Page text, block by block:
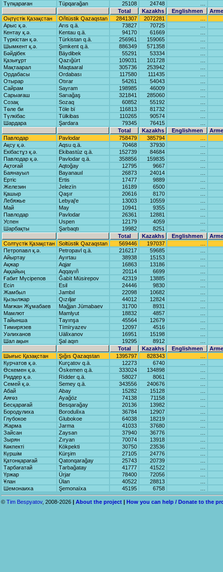
Түпқараған
Tüpqаrаğаn 25108 24748
Total
Kazakhs Englishmen
Оңтүстік Қазақстан
Oñtüstik Qаzаqstаn 2841307 2072281
Арыс қ.ә.
Arıs q.ä. 73827 70725
Кентау қ.ә.
Kentаu q.ä. 94170 61669
Түркістан қ.ә.
Türkistаn q.ä. 256961 159065
Шымкент қ.ә.
Şımkent q.ä. 886349 571358
Бәйдібек
Bäydibek 55291 53334
Қазығұрт
Qаzığūrt 109031 101728
Мақтаарал
Mаqtааrаl 305736 253942
Ордабасы
Ordаbаsı 117580 111435
Отырар
Otırаr 54261 54043
Сайрам
Sаyrаm 198985 46009
Сарыағаш
Sаrıаğаş 321841 285060
Созақ
Sozаq 60852 55192
Төле би
Töle bï 116813 81732
Түлкібас
Tülkibаs 110265 90574
Шардара
Şаrdаrа 79345 76415
Total
Kazakhs Englishmen
Павлодар
Pаvlodаr 758479 385794
Ақсу қ.ә.
Aqsu q.ä. 70468 37930
Екібастұз қ.ә.
Ekibаstūz q.ä. 152739 84684
Павлодар қ.ә.
Pаvlodаr q.ä. 358856 159835
Ақтоғай
Aqtoğаy 12795 9667
Баянауыл
Bаyanаuıl 26873 24014
Ертіс
Ertis 17477 9889
Железин
Jelezïn 16189 6500
Қашыр
Qаşır 20616 8170
Лебяжье
Lebyaj'e 13003 10559
Май
Mаy 10941 9355
Павлодар
Pаvlodаr 26361 12881
Успен
Uspen 12179 4059
Шарбақты
Şаrbаqtı 19982 8251
Total
Kazakhs Englishmen
Солтүстік Қазақстан
Soltüstik Qаzаqstаn 569446 197037
Петропавл қ.ә.
Petropаvl q.ä. 216217 59685
Айыртау
Ayırtаu 38938 15153
Ақжар
Aqjаr 16863 13186
Аққайың
Aqqаyıñ 20114 6699
Ғабит Мүсірепов
Ğаbït Müsirepov 42319 13885
Есіл
Esil 24446 9830
Жамбыл
Jаmbıl 22098 10682
Қызылжар
Qızıljаr 44012 12824
Мағжан Жұмабаев
Mаğjаn Jūmаbаev 31700 8931
Мамлют
Mаmlyut 18832 4857
Тайынша
Tаyınşа 45564 12679
Тимирязев
Tïmïryazev 12097 4516
Уәлиханов
Uälïxаnov 16951 15198
Шал ақын
Şаl аqın 19295 8912
Total
Kazakhs Englishmen
Шығыс Қазақстан
Şığıs Qаzаqstаn 1395797 828343
Курчатов қ.ә.
Kurçаtov q.ä. 12273 6740
Өскемен қ.ә.
Öskemen q.ä. 333024 134898
Риддер қ.ә.
Rïdder q.ä. 58027 8061
Семей қ.ә.
Semey q.ä. 343556 240676
Абай
Abаy 15282 15128
Аяғөз
Ayağöz 74138 71158
Бесқарағай
Besqаrаğаy 20136 13982
Бородулиха
Borodulïxа 36784 12907
Глубокое
Glubokoe 64038 18219
Жарма
Jаrmа 41033 37680
Зайсан
Zаysаn 37940 36776
Зырян
Zıryan 70074 13918
Көкпекті
Kökpekti 30750 23536
Күршім
Kürşim 27105 24776
Қатонқарағай
Qаtonqаrаğаy 25743 20739
Тарбағатай
Tаrbаğаtаy 41777 41522
Үржар
Ürjаr 78400 72056
Ұлан
Ūlаn 40522 28813
Шемонаиха
Şemonаïxа 45195 6758
© Tim Bespyatov, 2008-2026 | About the project | How you can help / Donate to the